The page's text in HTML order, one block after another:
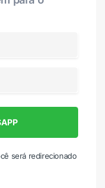
será redirecionado